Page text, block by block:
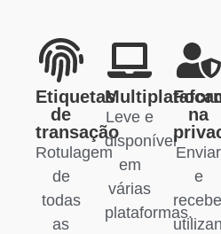
Etiquetas
de
transação
Rotulagem
de
todas
as
Leve e
disponível
em
várias
plataformas.
na
Enviar
e